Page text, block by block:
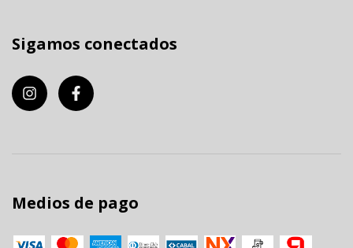
Sigamos conectados
Medios de pago